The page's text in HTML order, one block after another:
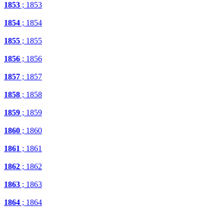
1853 ; 1853
1854 ; 1854
1855 ; 1855
1856 ; 1856
1857 ; 1857
1858 ; 1858
1859 ; 1859
1860 ; 1860
1861 ; 1861
1862 ; 1862
1863 ; 1863
1864 ; 1864